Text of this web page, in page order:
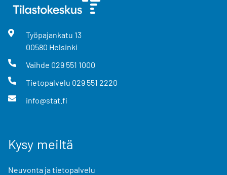
Työpajankatu 13
00580 Helsinki
Vaihde 029 551 1000
Tietopalvelu 029 551 2220
info@stat.fi
Kysy meiltä
Neuvonta ja tietopalvelu